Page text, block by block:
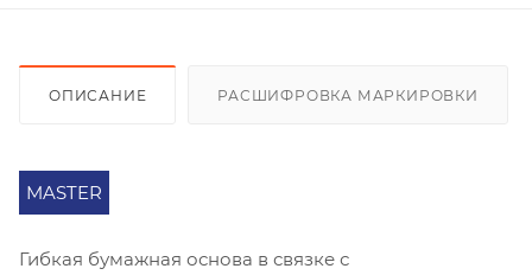
ОПИСАНИЕ РАСШИФРОВКА МАРКИРОВКИ
MASTER
Гибкая бумажная основа в связке с